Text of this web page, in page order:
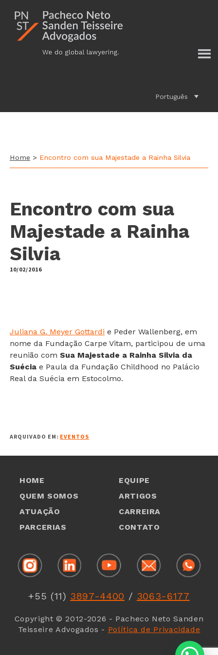
content
Additional
menu
Português
Home > Encontro com sua Majestade a Rainha Silvia
Encontro com sua
Majestade a Rainha
Silvia
10/02/2016
Juliana G. Meyer Gottardi e Peder Wallenberg, em
nome da Fundação Carpe Vitam, participou de uma
reunião com Sua Majestade a Rainha Silvia da
Suécia e Paula da Fundação Childhood no Palácio
Real da Suécia em Estocolmo.
ARQUIVADO EM: EVENTOS
HOME
QUEM SOMOS
ATUAÇÃO
PARCERIAS
EQUIPE
ARTIGOS
CARREIRA
CONTATO
+55 (11) 3897-4400 / 3063-6177
Copyright © 2012-2026 - Pacheco Neto Sanden
Teisseire Advogados - Política de Privacidade